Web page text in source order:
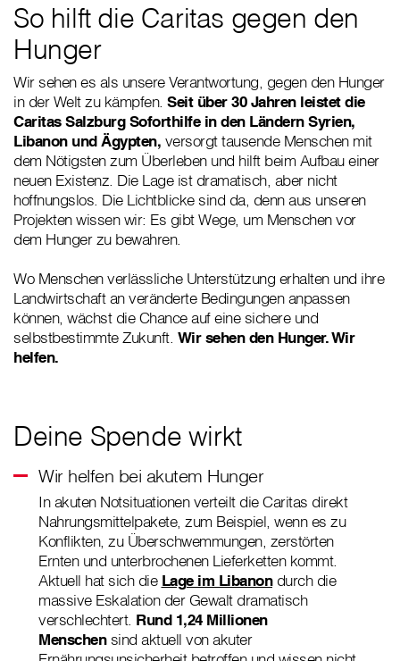
So hilft die Caritas gegen den
Hunger
Wir sehen es als unsere Verantwortung, gegen den Hunger
in der Welt zu kämpfen. Seit über 30 Jahren leistet die
Caritas Salzburg Soforthilfe in den Ländern Syrien,
Libanon und Ägypten, versorgt tausende Menschen mit
dem Nötigsten zum Überleben und hilft beim Aufbau einer
neuen Existenz. Die Lage ist dramatisch, aber nicht
hoffnungslos. Die Lichtblicke sind da, denn aus unseren
Projekten wissen wir: Es gibt Wege, um Menschen vor
dem Hunger zu bewahren.
Wo Menschen verlässliche Unterstützung erhalten und ihre
Landwirtschaft an veränderte Bedingungen anpassen
können, wächst die Chance auf eine sichere und
selbstbestimmte Zukunft. Wir sehen den Hunger. Wir
helfen.
Deine Spende wirkt
Wir helfen bei akutem Hunger
In akuten Notsituationen verteilt die Caritas direkt
Nahrungsmittelpakete, zum Beispiel, wenn es zu
Konflikten, zu Überschwemmungen, zerstörten
Ernten und unterbrochenen Lieferketten kommt.
Aktuell hat sich die Lage im Libanondurch die
massive Eskalation der Gewalt dramatisch
verschlechtert. Rund 1,24 Millionen
Menschensind aktuell von akuter